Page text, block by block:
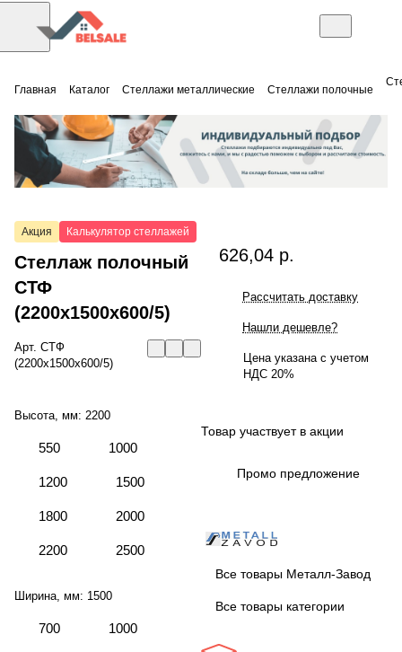
Главная Каталог Стеллажи металлические Стеллажи полочные
Акция Калькулятор стеллажей
Стеллаж полочный
СТФ
(2200x1500x600/5)
Арт. СТФ
(2200x1500x600/5)
Высота, мм: 2200
550 1000
1200 1500
1800 2000
2200 2500
Ширина, мм: 1500
700 1000
626,04 р.
Рассчитать доставку
Нашли дешевле?
Цена указана с учетом
НДС 20%
Товар участвует в акции
Промо предложение
Все товары Металл-Завод
Все товары категории